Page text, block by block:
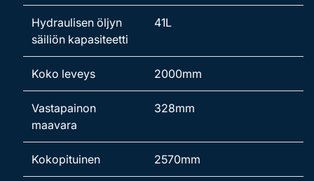
Hydraulisen öljyn
säiliön kapasiteetti
41L
Koko leveys 2000mm
Vastapainon
maavara
328mm
Kokopituinen 2570mm